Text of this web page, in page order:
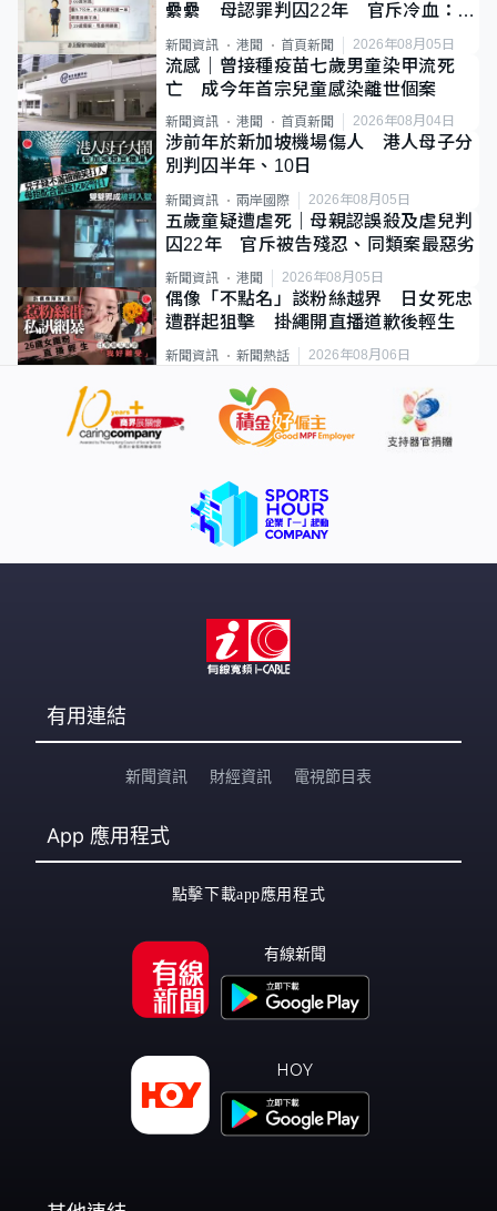
纍纍 母認罪判囚22年 官斥冷血：同
類案最惡劣
新聞資訊 港聞 首頁新聞 2026年08月05日
流感｜曾接種疫苗七歲男童染甲流死
亡 成今年首宗兒童感染離世個案
新聞資訊 港聞 首頁新聞 2026年08月04日
涉前年於新加坡機場傷人 港人母子分
別判囚半年、10日
新聞資訊 兩岸國際 2026年08月05日
五歲童疑遭虐死｜母親認誤殺及虐兒判
囚22年 官斥被告殘忍、同類案最惡劣
新聞資訊 港聞 2026年08月05日
偶像「不點名」談粉絲越界 日女死忠
遭群起狙擊 掛繩開直播道歉後輕生
新聞資訊 新聞熱話 2026年08月06日
有用連結
新聞資訊 財經資訊 電視節目表
App 應用程式
點擊下載app應用程式
有線新聞
HOY